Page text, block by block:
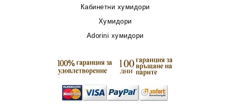
Кабинетни хумидори
Хумидори
Adorini хумидори